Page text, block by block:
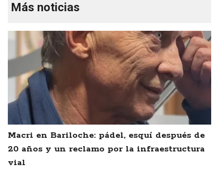
Más noticias
Macri en Bariloche: pádel, esquí después de
20 años y un reclamo por la infraestructura
vial